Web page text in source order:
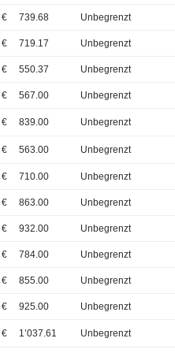
€ 739.68 Unbegrenzt
€ 719.17 Unbegrenzt
€ 550.37 Unbegrenzt
€ 567.00 Unbegrenzt
€ 839.00 Unbegrenzt
€ 563.00 Unbegrenzt
€ 710.00 Unbegrenzt
€ 863.00 Unbegrenzt
€ 932.00 Unbegrenzt
€ 784.00 Unbegrenzt
€ 855.00 Unbegrenzt
€ 925.00 Unbegrenzt
€ 1’037.61 Unbegrenzt